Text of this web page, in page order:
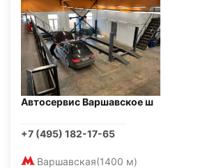
Автосервис Варшавское ш
+7 (495) 182-17-65
Варшавская(1400 м)